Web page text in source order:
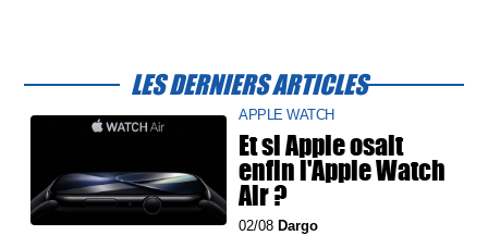
LES DERNIERS ARTICLES
APPLE WATCH
Et si Apple osait
enfin l'Apple Watch
Air ?
02/08 Dargo